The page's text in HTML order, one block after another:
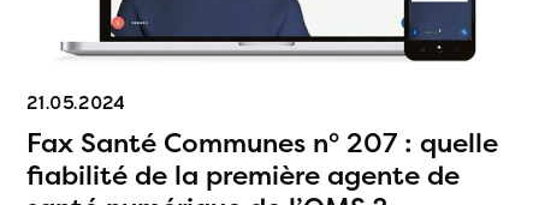
21.05.2024
Fax Santé Communes n° 207 : quelle
fiabilité de la première agente de